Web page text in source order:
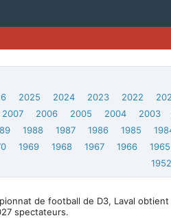
2025 2024 2023 2022
2007 2006 2005 2004 2003
1988 1987 1986 1985
1969 1968 1967 1966 1965
1952
de football de D3, Laval
spectateurs.